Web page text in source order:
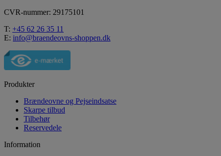
CVR-nummer: 29175101
T: +45 62 26 35 11
E: info@braendeovns-shoppen.dk
Produkter
Brændeovne og Pejseindsatse
Skarpe tilbud
Tilbehør
Reservedele
Information